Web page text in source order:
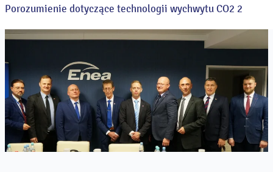
Porozumienie dotyczące technologii wychwytu CO2 2